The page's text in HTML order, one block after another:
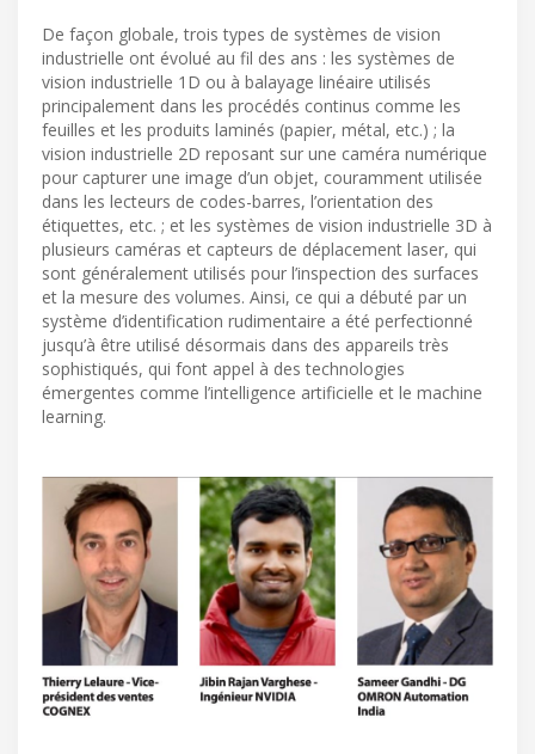
De façon globale, trois types de systèmes de vision
industrielle ont évolué au fil des ans : les systèmes de
vision industrielle 1D ou à balayage linéaire utilisés
principalement dans les procédés continus comme les
feuilles et les produits laminés (papier, métal, etc.) ; la
vision industrielle 2D reposant sur une caméra numérique
pour capturer une image d’un objet, couramment utilisée
dans les lecteurs de codes-barres, l’orientation des
étiquettes, etc. ; et les systèmes de vision industrielle 3D à
plusieurs caméras et capteurs de déplacement laser, qui
sont généralement utilisés pour l’inspection des surfaces
et la mesure des volumes. Ainsi, ce qui a débuté par un
système d’identification rudimentaire a été perfectionné
jusqu’à être utilisé désormais dans des appareils très
sophistiqués, qui font appel à des technologies
émergentes comme l’intelligence artificielle et le machine
learning.